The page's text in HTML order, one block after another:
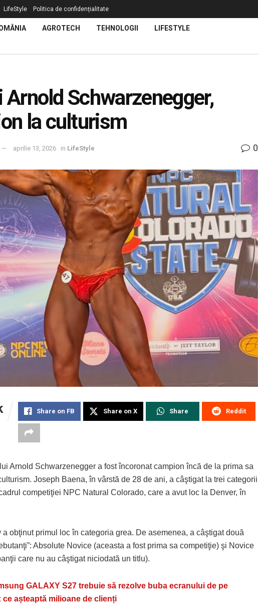
LifeStyle Politica de confidențialitate
AGROTECH TEHNOLOGII LIFESTYLE
Arnold Schwarzenegger,
la culturism
aprilie 13, 2026 in LifeStyle 0
Share on FB Share on X Share Reddit
Arnold Schwarzenegger a fost încoronat campion încă de la prima sa
Joseph Baena, în vârstă de 28 de ani, a câştigat la trei categorii
competiţiei NPC Natural Colorado, care a avut loc la Denver, în
a obţinut primul loc în categoria grea. De asemenea, a câştigat două
Absolute Novice (aceasta a fost prima sa competiţie) şi Novice
care nu au câştigat niciodată un titlu).
GALAXY S27 trebuie să rezolve buba ecranului de pe
ce așteaptă milioane de clienți